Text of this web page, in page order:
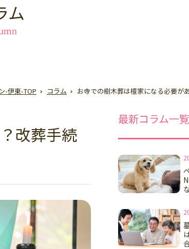
ム
-伊東-TOP コラム お寺での樹木葬は檀家になる必要が
改葬手続
最新コラム一覧